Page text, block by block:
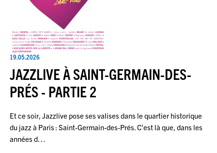
19.05.2026
JAZZLIVE À SAINT-GERMAIN-DES-
PRÉS - PARTIE 2
Et ce soir, Jazzlive pose ses valises dans le quartier historique
du jazz à Paris : Saint-Germain-des-Prés. C’est là que, dans les
années d…